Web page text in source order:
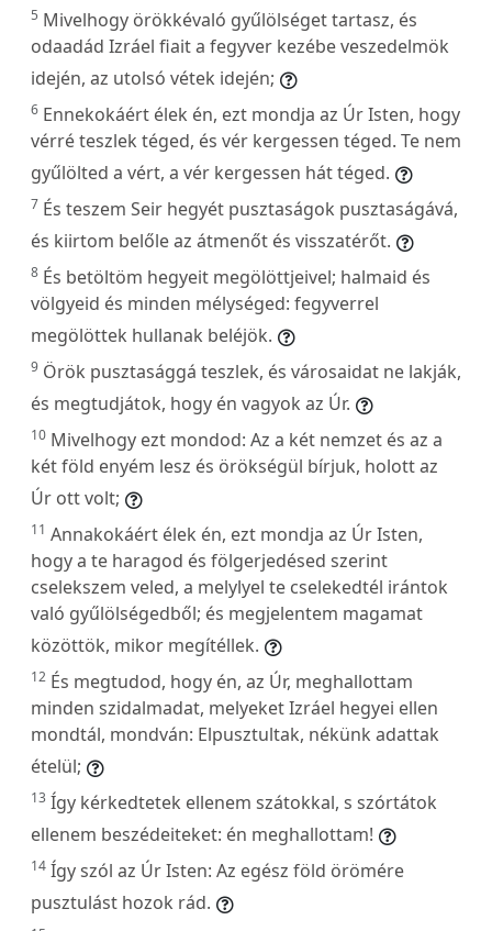
5 Mivelhogy örökkévaló gyűlölséget tartasz, és
odaadád Izráel fiait a fegyver kezébe veszedelmök
idején, az utolsó vétek idején;
6 Ennekokáért élek én, ezt mondja az Úr Isten, hogy
vérré teszlek téged, és vér kergessen téged. Te nem
gyűlölted a vért, a vér kergessen hát téged.
7 És teszem Seir hegyét pusztaságok pusztaságává,
és kiirtom belőle az átmenőt és visszatérőt.
8 És betöltöm hegyeit megölöttjeivel; halmaid és
völgyeid és minden mélységed: fegyverrel
megölöttek hullanak beléjök.
9 Örök pusztasággá teszlek, és városaidat ne lakják,
és megtudjátok, hogy én vagyok az Úr.
10 Mivelhogy ezt mondod: Az a két nemzet és az a
két föld enyém lesz és örökségül bírjuk, holott az
Úr ott volt;
11 Annakokáért élek én, ezt mondja az Úr Isten,
hogy a te haragod és fölgerjedésed szerint
cselekszem veled, a melylyel te cselekedtél irántok
való gyűlölségedből; és megjelentem magamat
közöttök, mikor megítéllek.
12 És megtudod, hogy én, az Úr, meghallottam
minden szidalmadat, melyeket Izráel hegyei ellen
mondtál, mondván: Elpusztultak, nékünk adattak
ételül;
13 Így kérkedtetek ellenem szátokkal, s szórtátok
ellenem beszédeiteket: én meghallottam!
14 Így szól az Úr Isten: Az egész föld örömére
pusztulást hozok rád.